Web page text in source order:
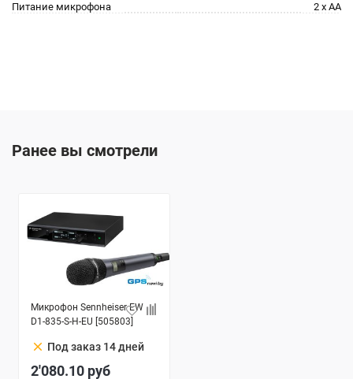
Питание микрофона
2 x AA
Ранее вы смотрели
Микрофон Sennheiser EW
D1-835-S-H-EU [505803]
clear Под заказ 14 дней
2'080.10 руб